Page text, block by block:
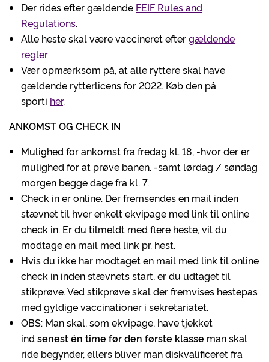
Der rides efter gældende FEIF Rules and
Regulations.
Alle heste skal være vaccineret eftergældende
regler
Vær opmærksom på, at alle ryttere skal have
gældende rytterlicens for 2022. Køb den på
sporti her.
ANKOMST OG CHECK IN
Mulighed for ankomst fra fredag kl. 18, -hvor der er
mulighed for at prøve banen. -samt lørdag / søndag
morgen begge dage fra kl. 7.
Check in er online. Der fremsendes en mail inden
stævnet til hver enkelt ekvipage med link til online
check in. Er du tilmeldt med flere heste, vil du
modtage en mail med link pr. hest.
Hvis du ikke har modtaget en mail med link til online
check in inden stævnets start, er du udtaget til
stikprøve. Ved stikprøve skal der fremvises hestepas
med gyldige vaccinationer i sekretariatet.
OBS: Man skal, som ekvipage, have tjekket
indsenest én time før den første klasse man skal
ride begynder, ellers bliver man diskvalificeret fra